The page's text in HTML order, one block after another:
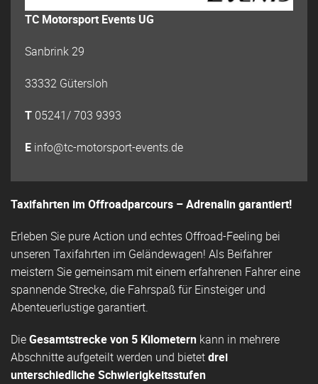
TC Motorsport Events UG
Sanbrink 29
33332 Gütersloh
T 05241/ 703 9393
E info@tc-motorsport-events.de
Taxifahrten im Offroadparcours – Adrenalin garantiert!
Erleben Sie pure Action und echtes Offroad-Feeling bei
unseren Taxifahrten im Geländewagen! Als Beifahrer
meistern Sie gemeinsam mit einem erfahrenen Fahrer eine
spannende Strecke, die Fahrspaß für Einsteiger und
Abenteuerlustige garantiert.
DieGesamtstrecke von 5 Kilometern kann in mehrere
Abschnitte aufgeteilt werden und bietetdrei
unterschiedliche Schwierigkeitsstufen